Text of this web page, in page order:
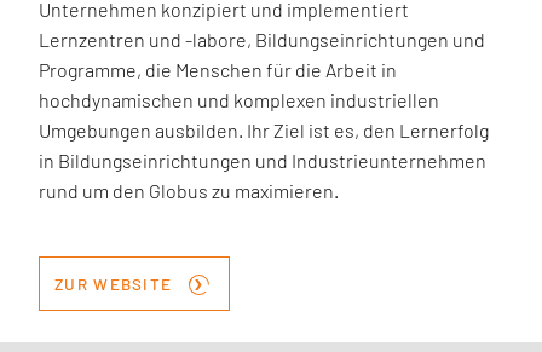
Unternehmen konzipiert und implementiert
Lernzentren und -labore, Bildungseinrichtungen und
Programme, die Menschen für die Arbeit in
hochdynamischen und komplexen industriellen
Umgebungen ausbilden. Ihr Ziel ist es, den Lernerfolg
in Bildungseinrichtungen und Industrieunternehmen
rund um den Globus zu maximieren.
ZUR WEBSITE ›